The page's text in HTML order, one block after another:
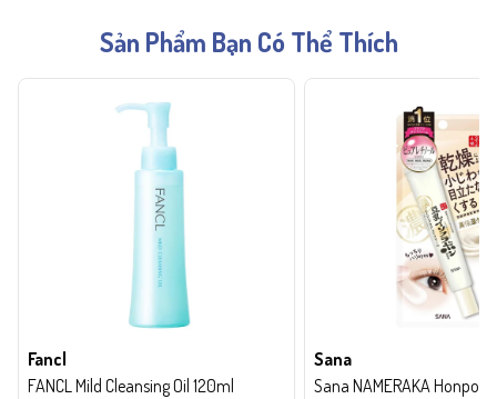
Sản Phẩm Bạn Có Thể Thích
Fancl
FANCL Mild Cleansing Oil 120ml
Sana
Sana NAMERAKA Honpo